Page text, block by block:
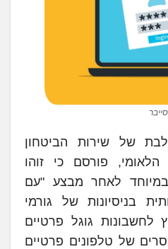
סייבר
של שירות הביטחון
פורסם כי זוהו
לאחר מבצע "עם
בניסיונות של גורמי
לחשבונות גוגל פרטיים
של טלפונים פרטיים